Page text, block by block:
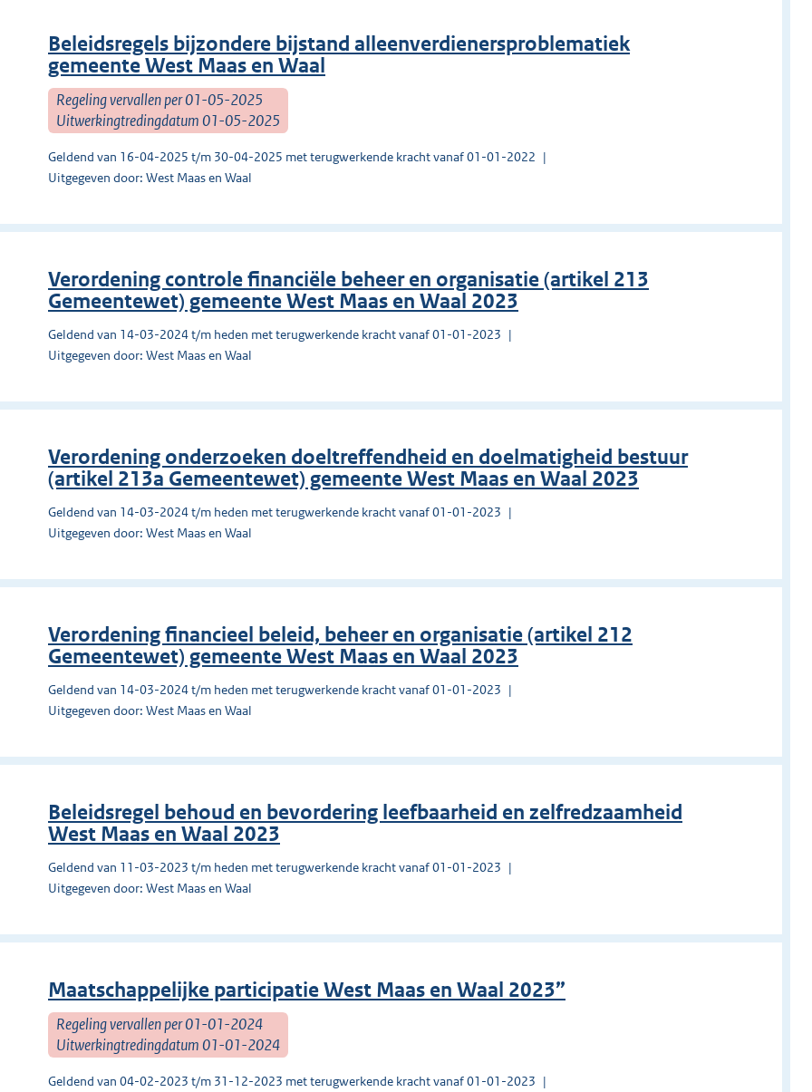
Beleidsregels bijzondere bijstand alleenverdienersproblematiek
gemeente West Maas en Waal
Regeling vervallen per 01-05-2025
Uitwerkingtredingdatum 01-05-2025
Geldend van 16-04-2025 t/m 30-04-2025 met terugwerkende kracht vanaf 01-01-2022
Uitgegeven door: West Maas en Waal
Verordening controle financiële beheer en organisatie (artikel 213
Gemeentewet) gemeente West Maas en Waal 2023
Geldend van 14-03-2024 t/m heden met terugwerkende kracht vanaf 01-01-2023
Uitgegeven door: West Maas en Waal
Verordening onderzoeken doeltreffendheid en doelmatigheid bestuur
(artikel 213a Gemeentewet) gemeente West Maas en Waal 2023
Geldend van 14-03-2024 t/m heden met terugwerkende kracht vanaf 01-01-2023
Uitgegeven door: West Maas en Waal
Verordening financieel beleid, beheer en organisatie (artikel 212
Gemeentewet) gemeente West Maas en Waal 2023
Geldend van 14-03-2024 t/m heden met terugwerkende kracht vanaf 01-01-2023
Uitgegeven door: West Maas en Waal
Beleidsregel behoud en bevordering leefbaarheid en zelfredzaamheid
West Maas en Waal 2023
Geldend van 11-03-2023 t/m heden met terugwerkende kracht vanaf 01-01-2023
Uitgegeven door: West Maas en Waal
Maatschappelijke participatie West Maas en Waal 2023”
Regeling vervallen per 01-01-2024
Uitwerkingtredingdatum 01-01-2024
Geldend van 04-02-2023 t/m 31-12-2023 met terugwerkende kracht vanaf 01-01-2023